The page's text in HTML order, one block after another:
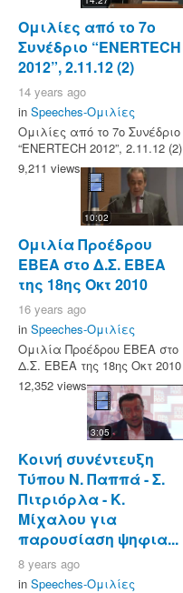
Ομιλίες από το 7ο
Συνέδριο “ENERTECH
2012”, 2.11.12 (2)
14 years ago
in Speeches-Ομιλίες
Ομιλίες από το 7ο Συνέδριο
“ENERTECH 2012”, 2.11.12 (2)
9,211 views
10:02
Ομιλία Προέδρου
ΕΒΕΑ στο Δ.Σ. ΕΒΕΑ
της 18ης Οκτ 2010
16 years ago
in Speeches-Ομιλίες
Ομιλία Προέδρου ΕΒΕΑ στο
Δ.Σ. ΕΒΕΑ της 18ης Οκτ 2010
12,352 views
3:05
Κοινή συνέντευξη
Τύπου Ν. Παππά - Σ.
Πιτριόρλα - Κ.
Μίχαλου για
παρουσίαση ψηφια...
8 years ago
in Speeches-Ομιλίες